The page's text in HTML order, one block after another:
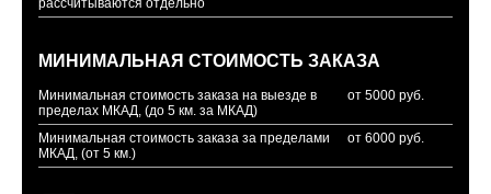
рассчитываются отдельно
МИНИМАЛЬНАЯ СТОИМОСТЬ ЗАКАЗА
Минимальная стоимость заказа на выезде в
пределах МКАД, (до 5 км. за МКАД)
от 5000 руб.
Минимальная стоимость заказа за пределами
МКАД, (от 5 км.)
от 6000 руб.